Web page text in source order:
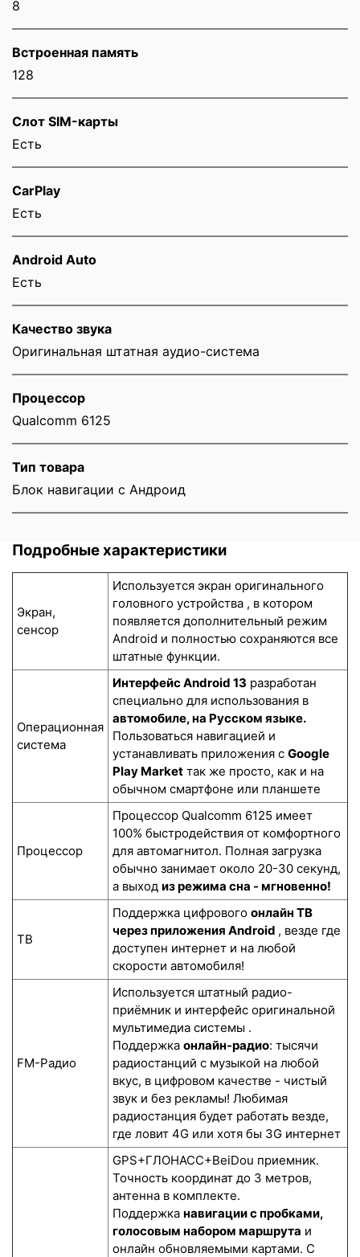
8
Встроенная память
128
Слот SIM-карты
Eсть
CarPlay
Есть
Android Auto
Есть
Качество звука
Оригинальная штатная аудио-система
Процессор
Qualcomm 6125
Тип товара
Блок навигации с Андроид
Подробные характеристики
Экран,
сенсор
Используется экран оригинального
головного устройства , в котором
появляется дополнительный режим
Android и полностью сохраняются все
штатные функции.
Операционная
система
Интерфейс Android 13 разработан
специально для использования в
автомобиле, на Русском языке.
Пользоваться навигацией и
устанавливать приложения с Google
Play Market так же просто, как и на
обычном смартфоне или планшете
Процессор
Процессор Qualcomm 6125 имеет
100% быстродействия от комфортного
для автомагнитол. Полная загрузка
обычно занимает около 20-30 секунд,
а выход из режима сна - мгновенно!
ТВ
Поддержка цифрового онлайн ТВ
через приложения Android , везде где
доступен интернет и на любой
скорости автомобиля!
FM-Радио
Используется штатный радио-
приёмник и интерфейс оригинальной
мультимедиа системы .
Поддержка онлайн-радио: тысячи
радиостанций с музыкой на любой
вкус, в цифровом качестве - чистый
звук и без рекламы! Любимая
радиостанция будет работать везде,
где ловит 4G или хотя бы 3G интернет
GPS+ГЛОНАСС+BeiDou приемник.
Точность координат до 3 метров,
антенна в комплекте.
Поддержка навигации с пробками,
голосовым набором маршрута и
онлайн обновляемыми картами. С